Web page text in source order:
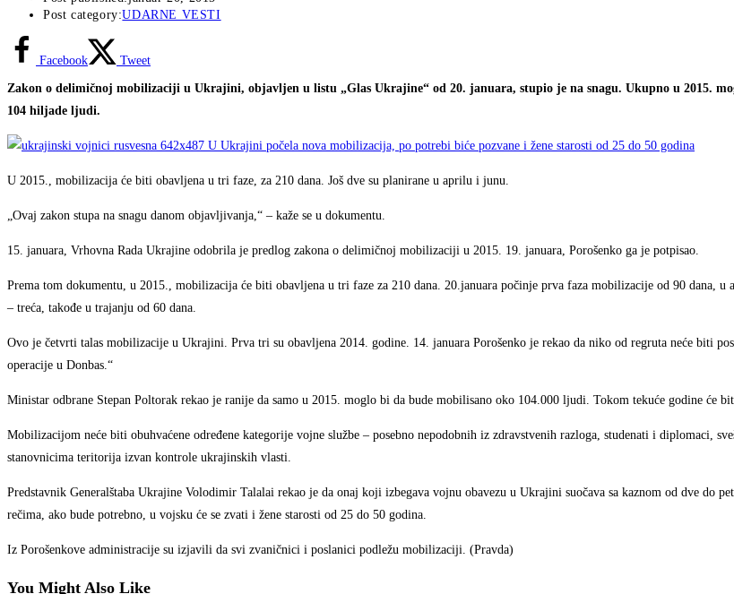
Post category:UDARNE VESTI
Facebook Tweet
Zakon o delimičnoj mobilizaciji u Ukrajini, objavljen u listu „Glas Ukrajine“ od 20. januara, stupio je na snagu. Ukupno u 2015.
104 hiljade ljudi.
U 2015., mobilizacija će biti obavljena u tri faze, za 210 dana. Još dve su planirane u aprilu i junu.
„Ovaj zakon stupa na snagu danom objavljivanja,“ – kaže se u dokumentu.
15. januara, Vrhovna Rada Ukrajine odobrila je predlog zakona o delimičnoj mobilizaciji u 2015. 19. januara, Porošenko ga je potpisao.
Prema tom dokumentu, u 2015., mobilizacija će biti obavljena u tri faze za 210 dana. 20.januara počinje prva faza mobilizacije od 90 dana, u
– treća, takođe u trajanju od 60 dana.
Ovo je četvrti talas mobilizacije u Ukrajini. Prva tri su obavljena 2014. godine. 14. januara Porošenko je rekao da niko od regruta neće biti
operacije u Donbas.“
Ministar odbrane Stepan Poltorak rekao je ranije da samo u 2015. moglo bi da bude mobilisano oko 104.000 ljudi. Tokom tekuće godine će
Mobilizacijom neće biti obuhvaćene određene kategorije vojne službe – posebno nepodobnih iz zdravstvenih razloga, studenati i diplomaci,
stanovnicima teritorija izvan kontrole ukrajinskih vlasti.
Predstavnik Generalštaba Ukrajine Volodimir Talalai rekao je da onaj koji izbegava vojnu obavezu u Ukrajini suočava sa kaznom od dve do
rečima, ako bude potrebno, u vojsku će se zvati i žene starosti od 25 do 50 godina.
Iz Porošenkove administracije su izjavili da svi zvaničnici i poslanici podležu mobilizaciji. (Pravda)
You Might Also Like